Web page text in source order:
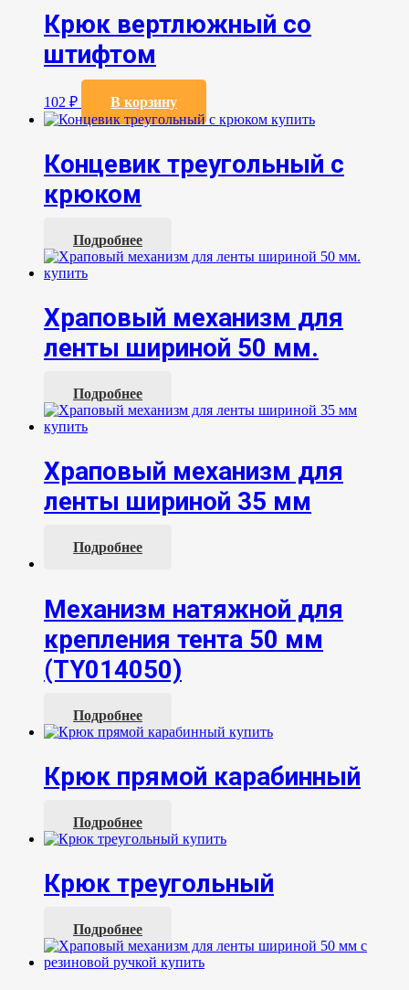
Крюк вертлюжный со
штифтом
102 ₽ В корзину
Концевик треугольный с
крюком
Подробнее
Храповый механизм для
ленты шириной 50 мм.
Подробнее
Храповый механизм для
ленты шириной 35 мм
Подробнее
Механизм натяжной для
крепления тента 50 мм
(TY014050)
Подробнее
Крюк прямой карабинный
Подробнее
Крюк треугольный
Подробнее